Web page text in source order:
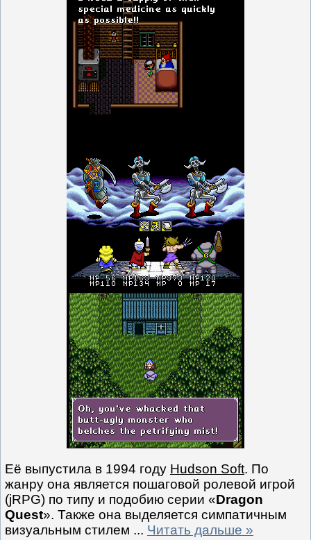
Её выпустила в 1994 году Hudson Soft. По
жанру она является пошаговой ролевой игрой
(jRPG) по типу и подобию серии «Dragon
Quest». Также она выделяется симпатичным
визуальным стилем ... Читать дальше »